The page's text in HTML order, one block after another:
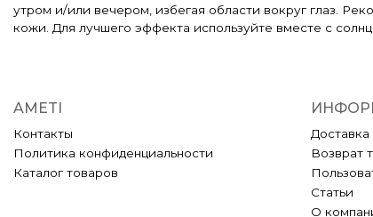
утром и/или вечером, избегая области вокруг глаз.
кожи. Для лучшего эффекта используйте вместе с
AMETI
Контакты
Политика конфиденциальности
Каталог товаров
Доставка
Возврат
Статьи
О